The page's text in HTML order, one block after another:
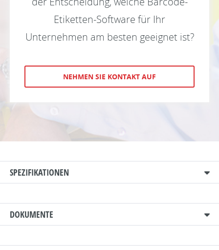
Etiketten-Software für Ihr
Unternehmen am besten geeignet ist?
NEHMEN SIE KONTAKT AUF
SPEZIFIKATIONEN
DOKUMENTE